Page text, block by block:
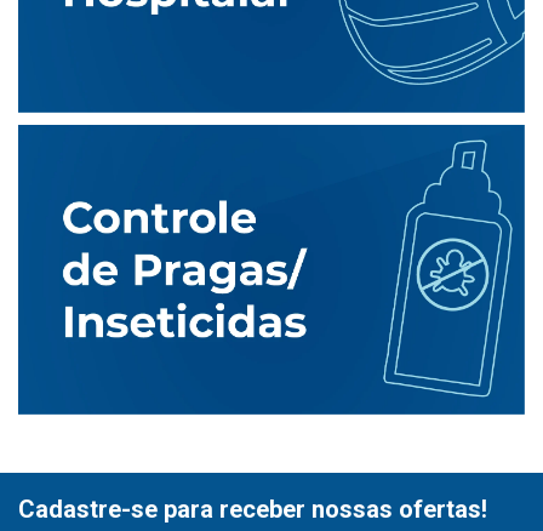
Cadastre-se para receber nossas ofertas!